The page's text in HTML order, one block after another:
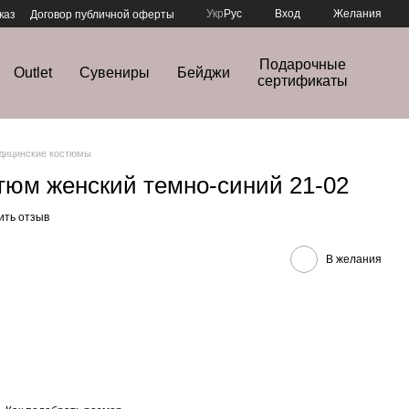
Договор публичной оферты
Укр Рус Вход Желания
Outlet Сувениры Бейджи
Подарочные
сертификаты
костюмы
женский темно-синий 21-02
отзыв
В желания